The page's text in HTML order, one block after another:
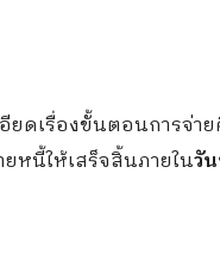
ยดเรื่องขั้นตอนการจ่
หนี้ให้เสร็จสิ้นภายในวั